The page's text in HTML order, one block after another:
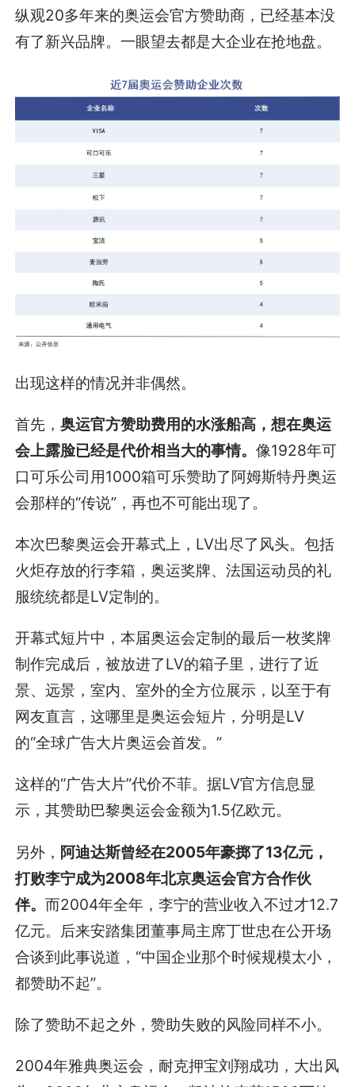
纵观20多年来的奥运会官方赞助商，已经基本没
有了新兴品牌。一眼望去都是大企业在抢地盘。
出现这样的情况并非偶然。
首先，奥运官方赞助费用的水涨船高，想在奥运
会上露脸已经是代价相当大的事情。像1928年可
口可乐公司用1000箱可乐赞助了阿姆斯特丹奥运
会那样的“传说”，再也不可能出现了。
本次巴黎奥运会开幕式上，LV出尽了风头。包括
火炬存放的行李箱，奥运奖牌、法国运动员的礼
服统统都是LV定制的。
开幕式短片中，本届奥运会定制的最后一枚奖牌
制作完成后，被放进了LV的箱子里，进行了近
景、远景，室内、室外的全方位展示，以至于有
网友直言，这哪里是奥运会短片，分明是LV
的“全球广告大片奥运会首发。”
这样的“广告大片”代价不菲。据LV官方信息显
示，其赞助巴黎奥运会金额为1.5亿欧元。
另外， 阿迪达斯曾经在2005年豪掷了13亿元，
打败李宁成为2008年北京奥运会官方合作伙
伴。而2004年全年，李宁的营业收入不过才12.7
亿元。后来安踏集团董事局主席丁世忠在公开场
合谈到此事说道，“中国企业那个时候规模太小，
都赞助不起”。
除了赞助不起之外，赞助失败的风险同样不小。
2004年雅典奥运会，耐克押宝刘翔成功，大出风